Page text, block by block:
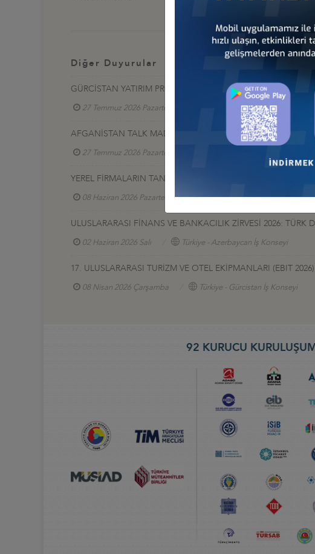
Diğer Duyurular
GÜRCİSTAN YATIRIM PROJELERİ HK.
27 Temmuz 2026 Pazartesi Türkiye - Gürcistan İş Konseyi
AFGANİSTAN TALK MADEN SAHASI GELİŞTİRME İHALESİ HK
27 Temmuz 2026 Pazartesi
YEREL FİRMALARIN TANITIM SERGİSİ, 17-20 HAZİRAN 2026,
08 Haziran 2026 Pazartesi Türkiye - Azerbaycan İş Konseyi
ULUSLARARASI FİNANS VE BANKACILIK ZİRVESİ 2026:
02 Haziran 2026 Salı Türkiye - Azerbaycan İş Konseyi
17. ULUSLARARASI TURİZM VE OTEL EKİPMANLARI (EBIT
08 Nisan 2026 Çarşamba Türkiye - Gürcistan İş Konseyi
92 KURUCU